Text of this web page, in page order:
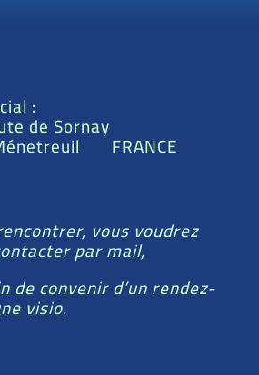
:
de Sornay
FRANCE
vous voudrez
par mail,
de convenir d’un rendez-
visio.